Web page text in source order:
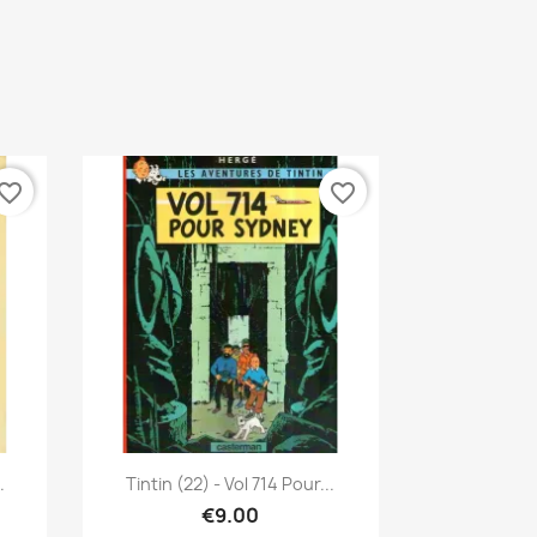
Quick view
Tintin (22) - Vol 714 Pour...
€9.00
favorite_border